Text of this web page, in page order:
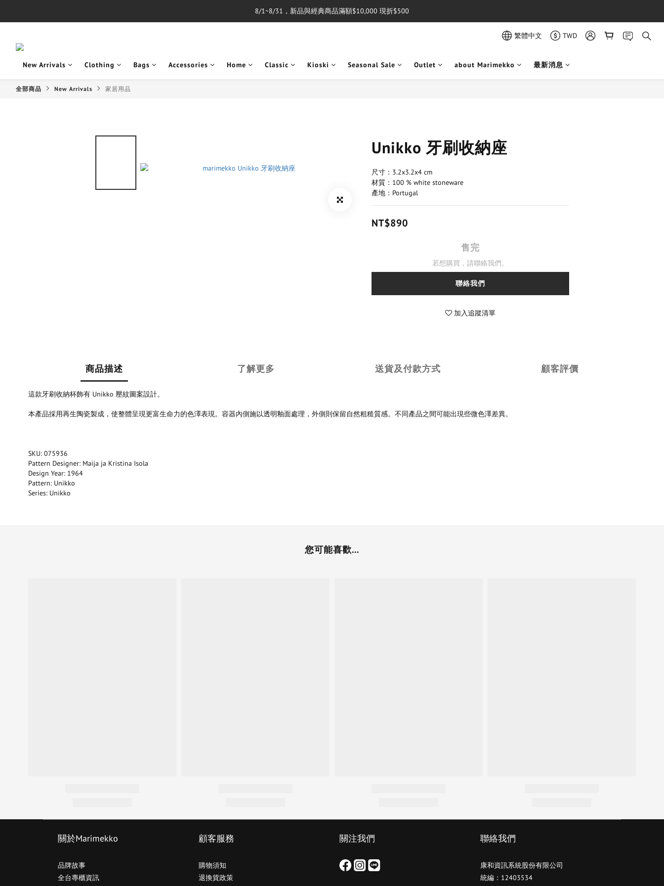
單筆消費滿$5,000享免運費
8/1~8/31，新品與經典商品滿額$10,000 現折$500
繁體中文 TWD
New Arrivals Clothing Bags Accessories Home Classic Kioski Seasonal Sale Outlet about Marimekko 最新消息
全部商品 New Arrivals 家居用品
Unikko 牙刷收納座
尺寸：3.2x3.2x4 cm
材質：100 % white stoneware
產地：Portugal
NT$890
售完
若想購買，請聯絡我們。
聯絡我們
加入追蹤清單
商品描述 了解更多 送貨及付款方式 顧客評價
這款牙刷收納杯飾有 Unikko 壓紋圖案設計。
本產品採用再生陶瓷製成，使整體呈現更富生命力的色澤表現。容器內側施以透明釉面處理，外側則保留自然粗糙質感。不同產品之間可能出現些微色澤差異。
SKU: 075936
Pattern Designer: Maija ja Kristina Isola
Design Year: 1964
Pattern: Unikko
Series: Unikko
您可能喜歡...
關於Marimekko
品牌故事
全台專櫃資訊
顧客服務
購物須知
退換貨政策
關注我們 聯絡我們
康和資訊系統股份有限公司
統編：12403534